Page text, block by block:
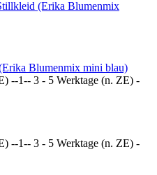
Blumenmix mini blau)
3 - 5 Werktage (n. ZE) -
3 - 5 Werktage (n. ZE) -